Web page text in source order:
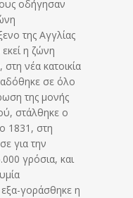
οδήγησαν
της Αγγλίας
η ζώνη
νέα κατοικία
σε όλο
της μονής
στάλθηκε ο
1831, στη
για την
γρόσια, και
γοράσθηκε η